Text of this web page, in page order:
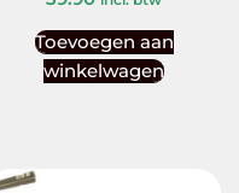
Toevoegen aan
winkelwagen